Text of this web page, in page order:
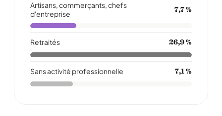
Artisans, commerçants, chefs
d'entreprise
7,7 %
Retraités 26,9 %
Sans activité professionnelle 7,1 %